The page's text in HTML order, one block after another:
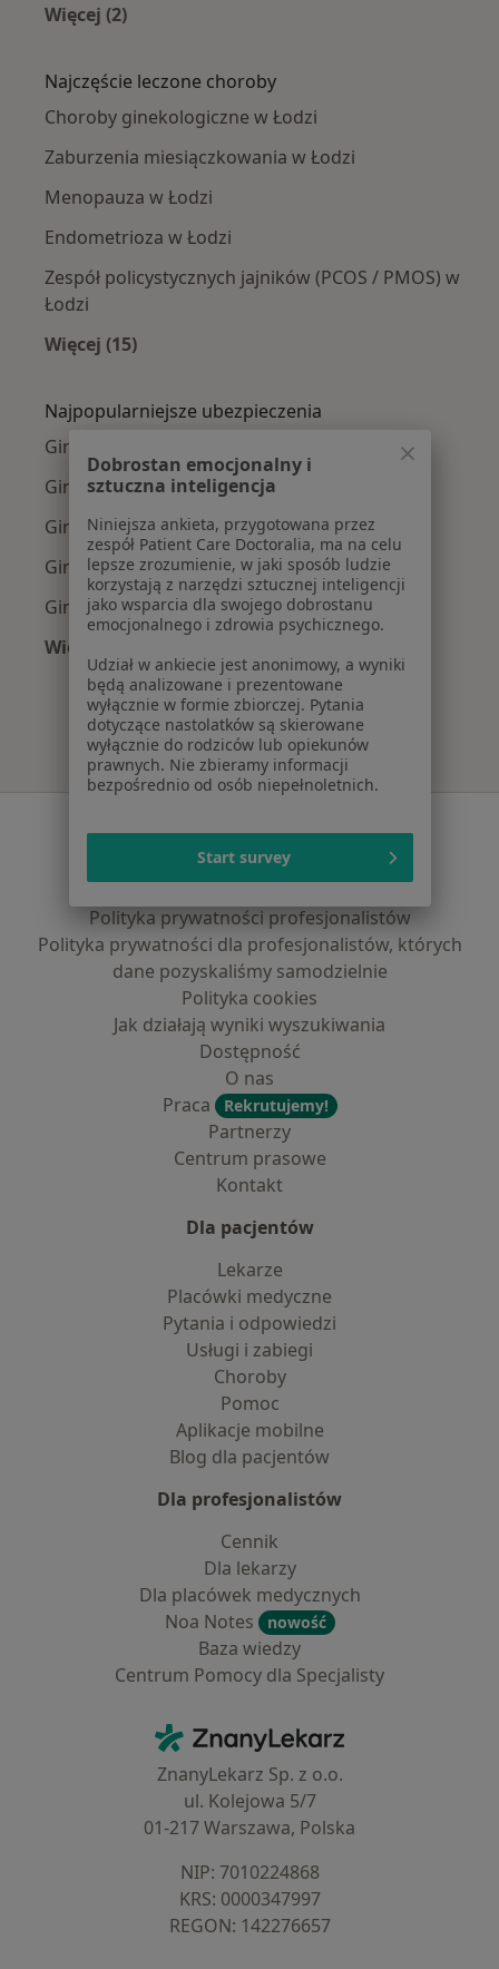
Więcej (2)
Najczęście leczone choroby
Choroby ginekologiczne w Łodzi
Zaburzenia miesiączkowania w Łodzi
Menopauza w Łodzi
Endometrioza w Łodzi
Zespół policystycznych jajników (PCOS / PMOS) w
Łodzi
Więcej (15)
Najpopularniejsze ubezpieczenia
Ginekolodzy z Allianz w Łodzi
Ginekolodzy z Medicover w Łodzi
Ginekolodzy z NFZ w Łodzi
Ginekolodzy z PZU Zdrowie w Łodzi
Ginekolodzy z TU Zdrowie w Łodzi
Więcej (3)
Więcej w kategorii: Najpopularniejsze
Regulamin
Polityka prywatności profesjonalistów
Polityka prywatności dla profesjonalistów, których
dane pozyskaliśmy samodzielnie
Polityka cookies
Jak działają wyniki wyszukiwania
Dostępność
O nas
Praca
Rekrutujemy!
Partnerzy
Centrum prasowe
Kontakt
Dla pacjentów
Lekarze
Placówki medyczne
Pytania i odpowiedzi
Usługi i zabiegi
Choroby
Pomoc
Aplikacje mobilne
Blog dla pacjentów
Dla profesjonalistów
Cennik
Dla lekarzy
Dla placówek medycznych
Noa Notes
nowość
Baza wiedzy
Centrum Pomocy dla Specjalisty
ZnanyLekarz - Strona główna
ZnanyLekarz Sp. z o.o.
ul. Kolejowa 5/7
01-217 Warszawa, Polska
NIP: ⁠7010224868
KRS: ⁠0000347997
REGON: ⁠142276657
Dobrostan emocjonalny i
sztuczna inteligencja
Niniejsza ankieta, przygotowana przez
zespół Patient Care Doctoralia, ma na celu
lepsze zrozumienie, w jaki sposób ludzie
korzystają z narzędzi sztucznej inteligencji
jako wsparcia dla swojego dobrostanu
emocjonalnego i zdrowia psychicznego.
Udział w ankiecie jest anonimowy, a wyniki
będą analizowane i prezentowane
wyłącznie w formie zbiorczej. Pytania
dotyczące nastolatków są skierowane
wyłącznie do rodziców lub opiekunów
prawnych. Nie zbieramy informacji
bezpośrednio od osób niepełnoletnich.
Start survey